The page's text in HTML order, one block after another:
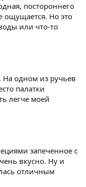
постороннего
ощущается. Но это
или что-то
На одном из ручьев
палатки
легче моей
запеченное с
вкусно. Ну и
отличным